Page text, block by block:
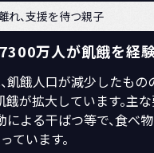
れ、支援を待つ親子
万人が飢餓を経
飢餓人口が減少したもの
餓が拡大しています。主
による干ばつ等で、食べ
ています。